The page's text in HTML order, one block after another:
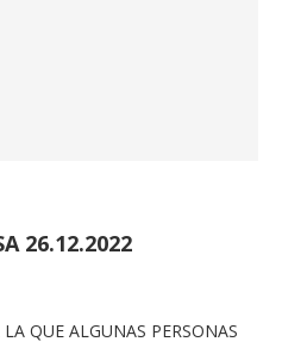
26.12.2022
QUE ALGUNAS PERSONAS